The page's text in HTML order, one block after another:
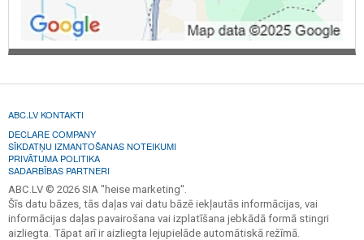
ABC.LV KONTAKTI
DECLARE COMPANY
SĪKDATŅU IZMANTOŠANAS NOTEIKUMI
PRIVĀTUMA POLITIKA
SADARBĪBAS PARTNERI
ABC.LV © 2026 SIA "heise marketing".
Šīs datu bāzes, tās daļas vai datu bāzē iekļautās informācijas, vai
informācijas daļas pavairošana vai izplatīšana jebkādā formā stingri
aizliegta. Tāpat arī ir aizliegta lejupielāde automātiskā režīmā.